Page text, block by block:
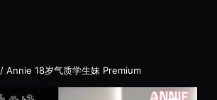
/ Annie 18岁气质学生妹 Premium